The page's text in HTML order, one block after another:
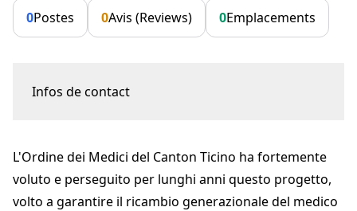
0Postes 0Avis (Reviews) 0Emplacements
Infos de contact
info@omct.ch
+41 91 930 63 00
omct.ch
L'Ordine dei Medici del Canton Ticino ha fortemente
voluto e perseguito per lunghi anni questo progetto,
volto a garantire il ricambio generazionale del medico